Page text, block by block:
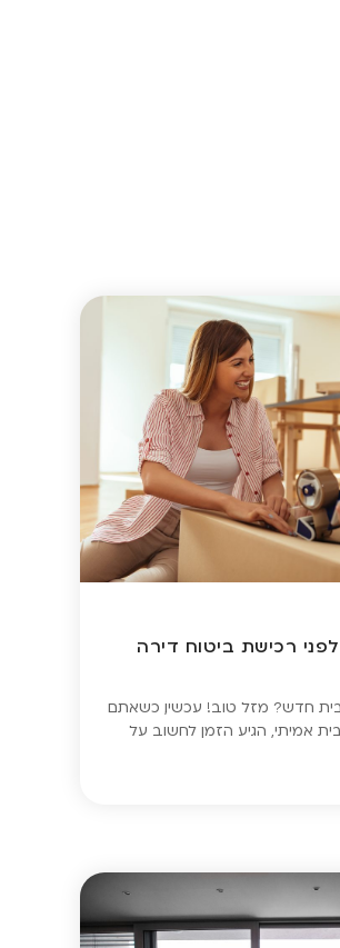
לפני רכישת ביטוח דירה
חדש? מזל טוב! עכשיו, כשאתם
אמיתי, הגיע הזמן לחשוב על
גניבה או תקלה – לא תישארו